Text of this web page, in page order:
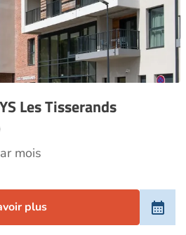
Les Tisserands
mois
plus